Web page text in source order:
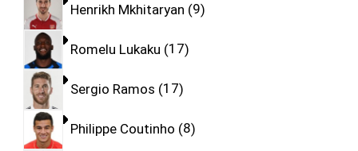
Henrikh Mkhitaryan 9
Romelu Lukaku 17
Sergio Ramos 17
Philippe Coutinho 8